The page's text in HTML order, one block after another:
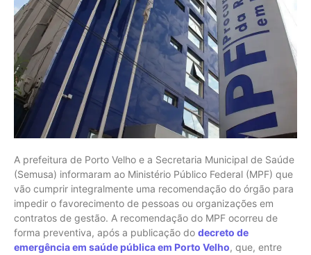
A prefeitura de Porto Velho e a Secretaria Municipal de Saúde
(Semusa) informaram ao Ministério Público Federal (MPF) que
vão cumprir integralmente uma recomendação do órgão para
impedir o favorecimento de pessoas ou organizações em
contratos de gestão. A recomendação do MPF ocorreu de
forma preventiva, após a publicação do decreto de
emergência em saúde pública em Porto Velho, que, entre